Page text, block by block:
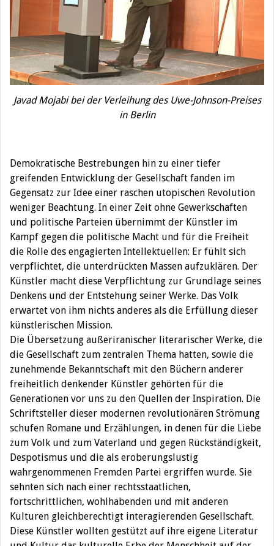
Javad Mojabi bei der Verleihung des Uwe-Johnson-Preises
in Berlin
Demokratische Bestrebungen hin zu einer tiefer
greifenden Entwicklung der Gesellschaft fanden im
Gegensatz zur Idee einer raschen utopischen Revolution
weniger Beachtung. In einer Zeit ohne Gewerkschaften
und politische Parteien übernimmt der Künstler im
Kampf gegen die politische Macht und für die Freiheit
die Rolle des engagierten Intellektuellen: Er fühlt sich
verpflichtet, die unterdrückten Massen aufzuklären. Der
Künstler macht diese Verpflichtung zur Grundlage seines
Denkens und der Entstehung seiner Werke. Das Volk
erwartet von ihm nichts anderes als die Erfüllung dieser
künstlerischen Mission.
Die Übersetzung außeriranischer literarischer Werke, die
die Gesellschaft zum zentralen Thema hatten, sowie die
zunehmende Bekanntschaft mit den Büchern anderer
freiheitlich denkender Künstler gehörten für die
Generationen vor uns zu den Quellen der Inspiration. Die
Schriftsteller dieser modernen revolutionären Strömung
schufen Romane und Erzählungen, in denen für die Liebe
zum Volk und zum Vaterland und gegen Rückständigkeit,
Despotismus und die als eroberungslustig
wahrgenommenen Fremden Partei ergriffen wurde. Sie
sehnten sich nach einer rechtsstaatlichen,
fortschrittlichen, wohlhabenden und mit anderen
Kulturen gleichberechtigt interagierenden Gesellschaft.
Diese Künstler wollten gestützt auf ihre eigene Literatur